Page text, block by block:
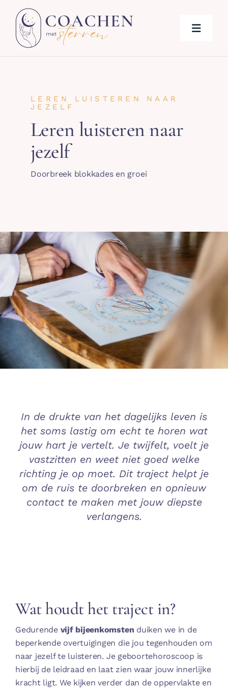
naar
inhoud
Toggle
Evenementen
Over mij
Beoordelingen
Contact
LEREN LUISTEREN NAAR
JEZELF
Leren luisteren naar
jezelf
Doorbreek blokkades en groei
In de drukte van het dagelijks leven is
het soms lastig om echt te horen wat
jouw hart je vertelt. Je twijfelt, voelt je
vastzitten en weet niet goed welke
richting je op moet. Dit traject helpt je
om de ruis te doorbreken en opnieuw
contact te maken met jouw diepste
verlangens.
Wat houdt het traject in?
Gedurende vijf bijeenkomsten duiken we in de
beperkende overtuigingen die jou tegenhouden om
naar jezelf te luisteren. Je geboortehoroscoop is
hierbij de leidraad en laat zien waar jouw innerlijke
kracht ligt. We kijken verder dan de oppervlakte en